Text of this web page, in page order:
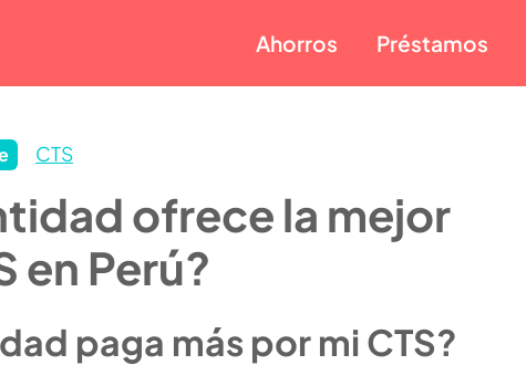
Ahorros Préstamos
CTS
ofrece la mejor
en Perú?
paga más por mi CTS?